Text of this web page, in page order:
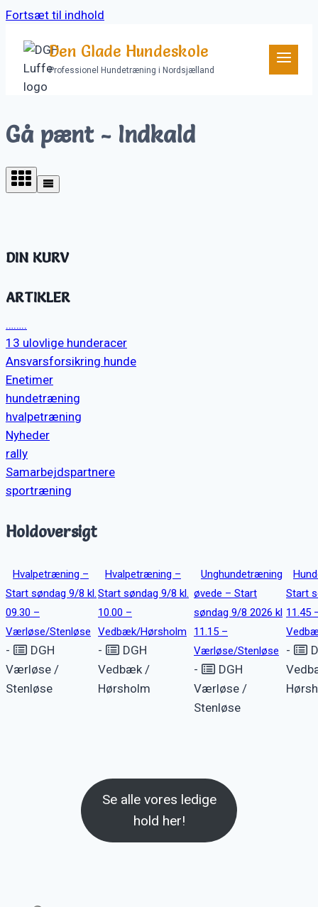
Fortsæt til indhold
Den Glade Hundeskole
Professionel Hundetræning i Nordsjælland
Gå pænt - Indkald
DIN KURV
ARTIKLER
……..
13 ulovlige hunderacer
Ansvarsforsikring hunde
Enetimer
hundetræning
hvalpetræning
Nyheder
rally
Samarbejdspartnere
sportræning
Holdoversigt
Hvalpetræning –
Start søndag 9/8 kl.
09.30 –
Værløse/Stenløse
-
DGH
Værløse /
Stenløse
Hvalpetræning –
Start søndag 9/8 kl.
10.00 –
Vedbæk/Hørsholm
-
DGH
Vedbæk /
Hørsholm
Unghundetræning
øvede – Start
søndag 9/8 2026 kl
11.15 –
Værløse/Stenløse
-
DGH
Værløse /
Stenløse
Start
11.45
-
Se alle vores ledige
hold her!